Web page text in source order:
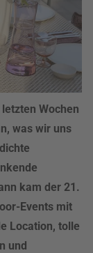
Wochen
was wir uns
kam der 21.
Events mit
Location, tolle
und